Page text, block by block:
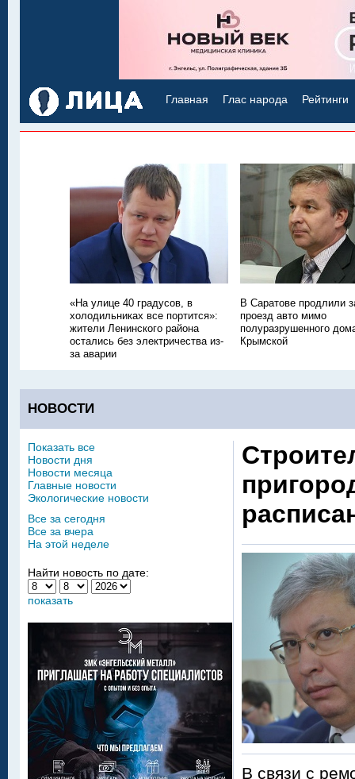
Главная Глас народа Рейтинги
«На улице 40 градусов, в
холодильниках все портится»:
жители Ленинского района
остались без электричества из-
за аварии
В Саратове продлили
проезд авто мимо
полуразрушенного
Крымской
НОВОСТИ
В связи с
Показать все
Новости дня
Новости месяца
Главные новости
Экологические новости
Все за сегодня
Все за вчера
На этой неделе
Найти новость по дате:
показать